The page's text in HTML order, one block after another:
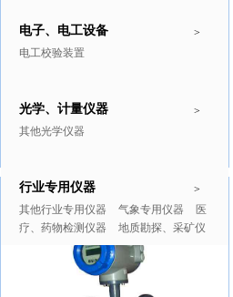
>
电子、电工设备
电工校验装置
>
光学、计量仪器
其他光学仪器
>
行业专用仪器
其他行业专用仪器 气象专用仪器
医
疗、药物检测仪器
地质勘探、采矿仪
推广商品 更多>>